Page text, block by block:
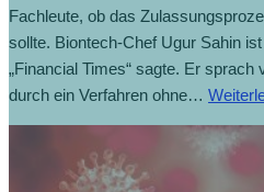
Fachleute, ob das
sollte. Biontech-Chef Ugur Sahin
„Financial Times“ sagte. Er
durch ein Verfahren ohne…